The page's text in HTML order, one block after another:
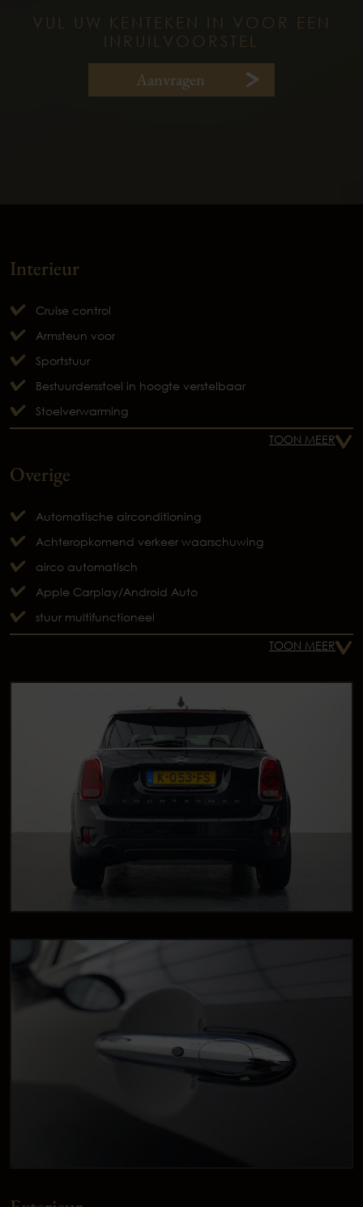
VUL UW KENTEKEN IN VOOR EEN
INRUILVOORSTEL
Aanvragen
Interieur
Cruise control
Armsteun voor
Sportstuur
Bestuurdersstoel in hoogte verstelbaar
Stoelverwarming
TOON MEER
Overige
Automatische airconditioning
Achteropkomend verkeer waarschuwing
airco automatisch
Apple Carplay/Android Auto
stuur multifunctioneel
TOON MEER